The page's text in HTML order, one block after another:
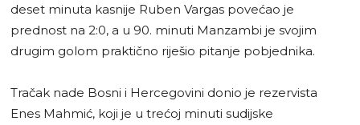
deset minuta kasnije Ruben Vargas povećao je
prednost na 2:0, a u 90. minuti Manzambi je svojim
drugim golom praktično riješio pitanje pobjednika.
Tračak nade Bosni i Hercegovini donio je rezervista
Enes Mahmić, koji je u trećoj minuti sudijske